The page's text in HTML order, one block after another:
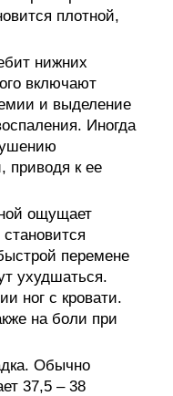
плотной,
нижних
включают
и выделение
Иногда
приводя к ее
ощущает
перемене
ухудшаться.
ног с кровати.
на боли при
Обычно
37,5 – 38